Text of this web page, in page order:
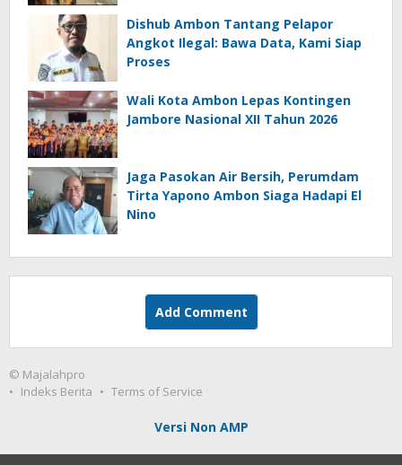
Dishub Ambon Tantang Pelapor
Angkot Ilegal: Bawa Data, Kami Siap
Proses
Wali Kota Ambon Lepas Kontingen
Jambore Nasional XII Tahun 2026
Jaga Pasokan Air Bersih, Perumdam
Tirta Yapono Ambon Siaga Hadapi El
Nino
Add Comment
© Majalahpro
Indeks Berita
Terms of Service
Versi Non AMP